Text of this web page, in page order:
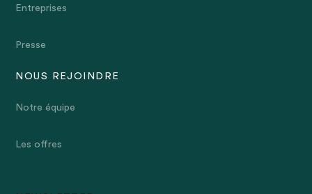
Entreprises
Presse
NOUS REJOINDRE
Notre équipe
Les offres